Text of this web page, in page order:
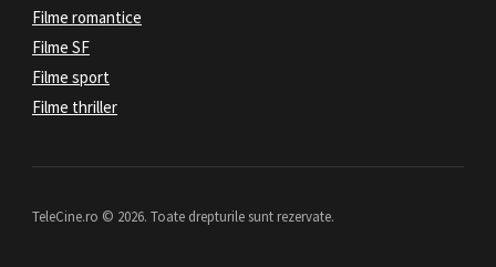
Filme romantice
Filme SF
Filme sport
Filme thriller
TeleCine.ro © 2026. Toate drepturile sunt rezervate.